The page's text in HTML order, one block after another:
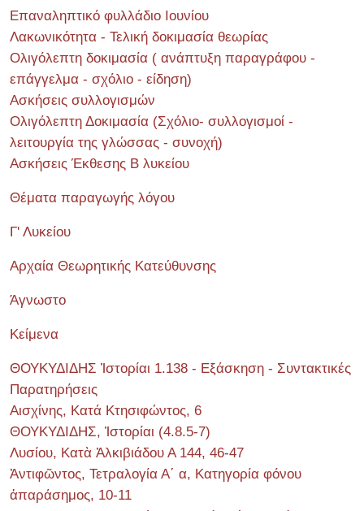
Επαναληπτικό φυλλάδιο Ιουνίου
Λακωνικότητα - Τελική δοκιμασία θεωρίας
Ολιγόλεπτη δοκιμασία ( ανάπτυξη παραγράφου -
επάγγελμα - σχόλιο - είδηση)
Ασκήσεις συλλογισμών
Ολιγόλεπτη Δοκιμασία (Σχόλιο- συλλογισμοί -
λειτουργία της γλώσσας - συνοχή)
Ασκήσεις Έκθεσης Β λυκείου
Θέματα παραγωγής λόγου
Γ' Λυκείου
Αρχαία Θεωρητικής Κατεύθυνσης
Άγνωστο
Κείμενα
ΘΟΥΚΥΔΙΔΗΣ Ἱστορίαι 1.138 - Εξάσκηση - Συντακτικές
Παρατηρήσεις
Αισχίνης, Κατά Κτησιφώντος, 6
ΘΟΥΚΥΔΙΔΗΣ, Ἱστορίαι (4.8.5-7)
Λυσίου, Κατὰ Ἀλκιβιάδου Α 144, 46-47
Ἀντιφῶντος, Τετραλογία Α΄ α, Κατηγορία φόνου
ἀπαράσημος, 10-11